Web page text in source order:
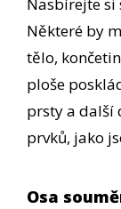
Některé by
tělo,
ploše
prsty a další
prvků, jako
Osa